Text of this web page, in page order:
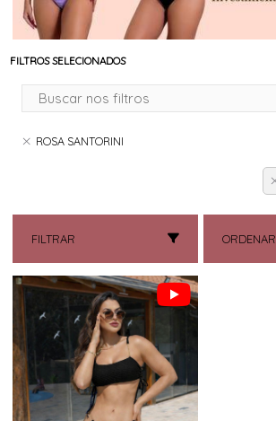
FILTROS SELECIONADOS
ROSA SANTORINI
FILTRAR ORDENAR